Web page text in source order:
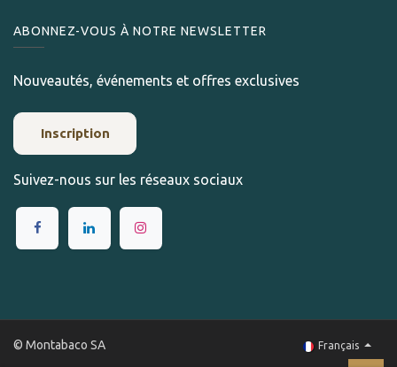
ABONNEZ-VOUS À NOTRE NEWSLETTER
Nouveautés, événements et offres exclusives
Inscription
Suivez-nous sur les réseaux sociaux
© Montabaco SA Français